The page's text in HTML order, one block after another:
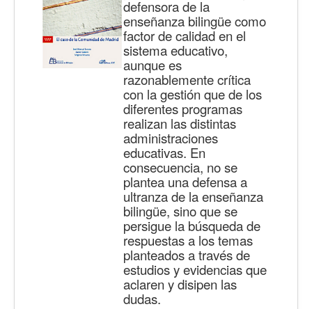
defensora de la
enseñanza bilingüe como
factor de calidad en el
sistema educativo,
aunque es
razonablemente crítica
con la gestión que de los
diferentes programas
realizan las distintas
administraciones
educativas. En
consecuencia, no se
plantea una defensa a
ultranza de la enseñanza
bilingüe, sino que se
persigue la búsqueda de
respuestas a los temas
planteados a través de
estudios y evidencias que
aclaren y disipen las
dudas.